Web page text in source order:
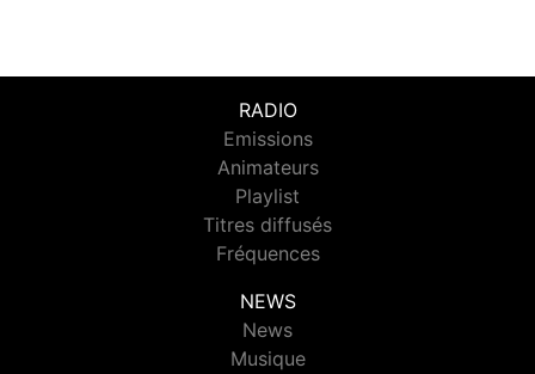
RADIO
Emissions
Animateurs
Playlist
Titres diffusés
Fréquences
NEWS
News
Musique